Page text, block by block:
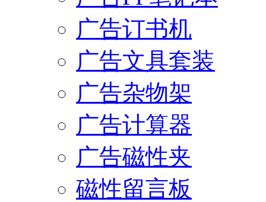
广告订书机
广告文具套装
广告杂物架
广告计算器
广告磁性夹
磁性留言板